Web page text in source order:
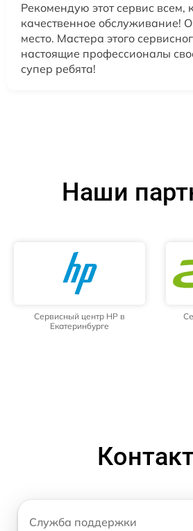
Рекомендую этот сервис всем,
качественное обслуживание!
место. Мастера этого
настоящие профессионалы
супер ребята!
Наши
Сервисный центр HP в
Екатеринбурге
Служба поддержки